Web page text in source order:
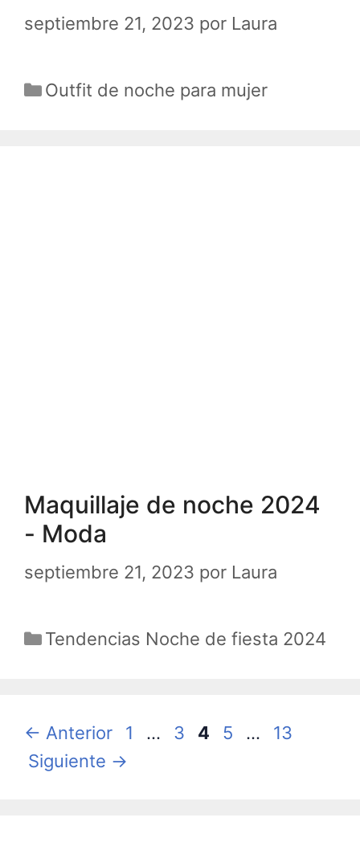
septiembre 21, 2023 por Laura
Categorías
Outfit de noche para mujer
Maquillaje de noche 2024
- Moda
septiembre 21, 2023 por Laura
Categorías
Tendencias Noche de fiesta 2024
← Anterior Página
1 … Página
3 Página
4 Página
5 … Página
13
Siguiente →